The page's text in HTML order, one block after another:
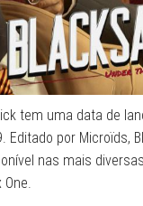
tem uma data de
Editado por Microïds,
nas mais
One.